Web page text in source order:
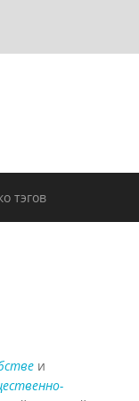
тэгов
и